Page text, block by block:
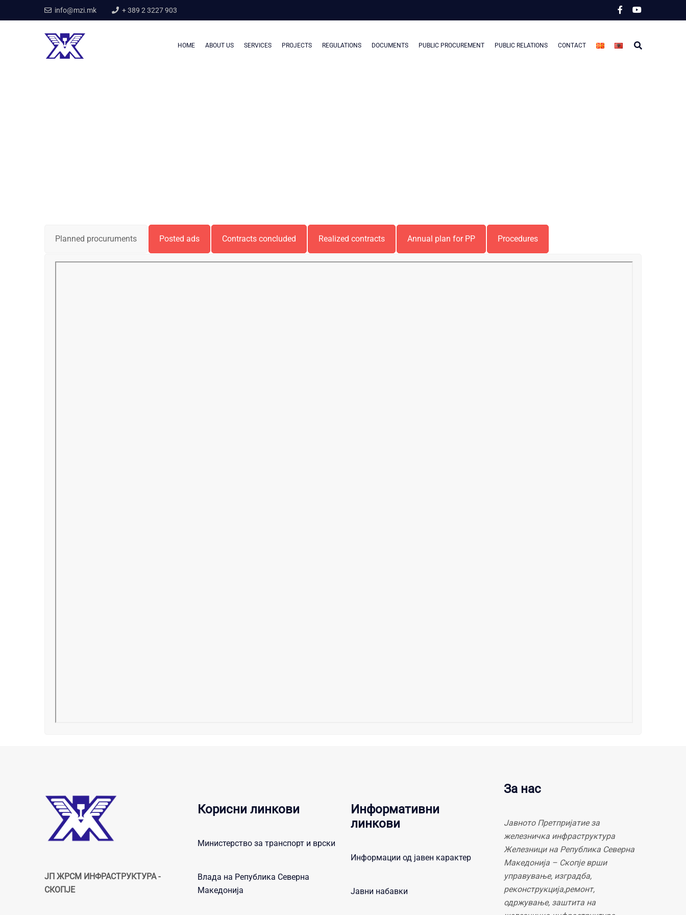
info@mzi.mk + 389 2 3227 903
HOME ABOUT US SERVICES PROJECTS REGULATIONS DOCUMENTS PUBLIC PROCUREMENT PUBLIC RELATIONS CONTACT
Planned procuruments Posted ads Contracts concluded Realized contracts Annual plan for PP Procedures
ЈП ЖРСМ ИНФРАСТРУКТУРА -
СКОПЈЕ
Корисни линкови
Министерство за транспорт и врски
Влада на Република Северна
Македонија
Информативни
линкови
Информации од јавен карактер
Јавни набавки
За нас
Јавното Претпријатие за
железничка инфраструктура
Железници на Република Северна
Македонија – Скопје врши
управување, изградба,
реконструкција,ремонт,
одржување, заштита на